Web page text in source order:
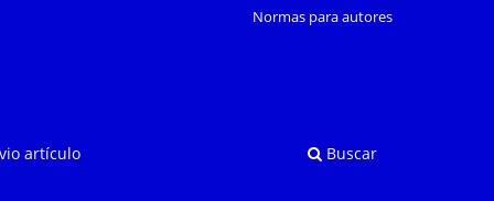
artículo Buscar
Normas para autores